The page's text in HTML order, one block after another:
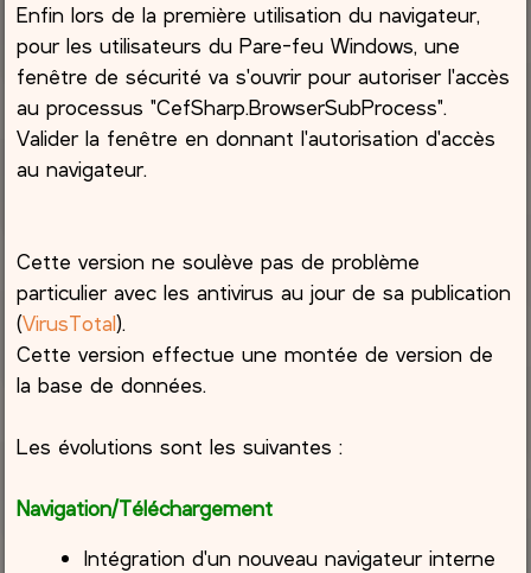
Enfin lors de la première utilisation du navigateur,
pour les utilisateurs du Pare-feu Windows, une
fenêtre de sécurité va s'ouvrir pour autoriser l'accès
au processus "CefSharp.BrowserSubProcess".
Valider la fenêtre en donnant l'autorisation d'accès
au navigateur.
Cette version ne soulève pas de problème
particulier avec les antivirus au jour de sa publication
(VirusTotal).
Cette version effectue une montée de version de
la base de données.
Les évolutions sont les suivantes :
Navigation/Téléchargement
Intégration d'un nouveau navigateur interne